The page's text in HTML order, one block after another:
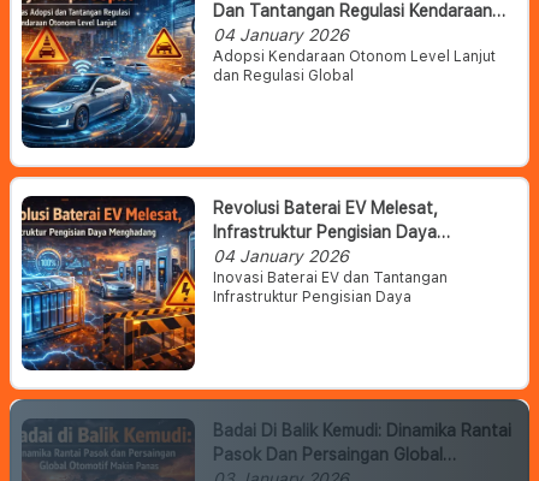
Dan Tantangan Regulasi Kendaraan
Otonom Level Lanjut
04 January 2026
Adopsi Kendaraan Otonom Level Lanjut
dan Regulasi Global
Revolusi Baterai EV Melesat,
Infrastruktur Pengisian Daya
Menghadang
04 January 2026
Inovasi Baterai EV dan Tantangan
Infrastruktur Pengisian Daya
Badai Di Balik Kemudi: Dinamika Rantai
Pasok Dan Persaingan Global